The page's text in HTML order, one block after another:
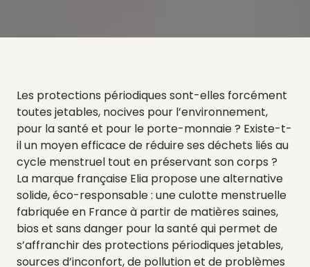
Les protections périodiques sont-elles forcément
toutes jetables, nocives pour l’environnement,
pour la santé et pour le porte-monnaie ? Existe-t-
il un moyen efficace de réduire ses déchets liés au
cycle menstruel tout en préservant son corps ?
La marque française Elia propose une alternative
solide, éco-responsable : une culotte menstruelle
fabriquée en France à partir de matières saines,
bios et sans danger pour la santé qui permet de
s’affranchir des protections périodiques jetables,
sources d’inconfort, de pollution et de problèmes